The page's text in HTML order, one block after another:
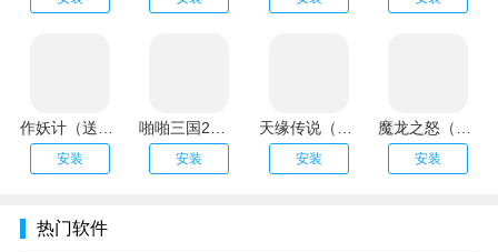
安装 安装 安装 安装
热门软件